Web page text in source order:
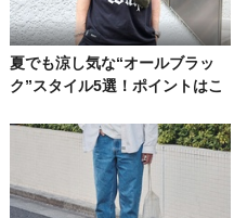
夏でも涼し気な“オールブラッ
ク”スタイル5選！ポイントはこ